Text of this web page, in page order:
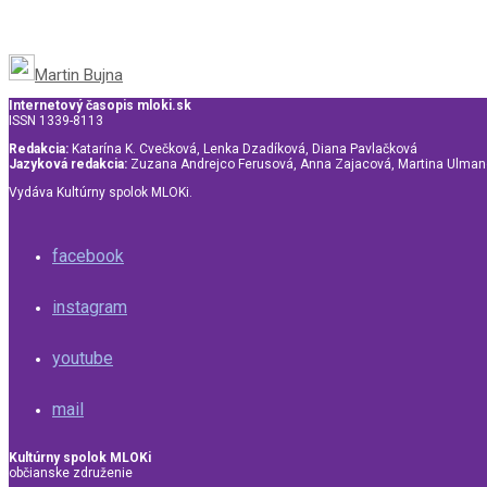
Martin Bujna
Internetový časopis mloki.sk
ISSN 1339-8113
Redakcia: Katarína K. Cvečková, Lenka Dzadíková, Diana Pavlačková
Jazyková redakcia: Zuzana Andrejco Ferusová, Anna Zajacová, Martina
Vydáva Kultúrny spolok MLOKi.
facebook
instagram
youtube
mail
Kultúrny spolok MLOKi
občianske združenie